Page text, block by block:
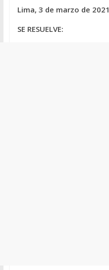
Lima, 3 de marzo de 2021
SE RESUELVE: